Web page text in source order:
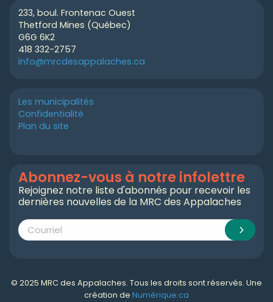
233, boul. Frontenac Ouest
Thetford Mines (Québec)
G6G 6K2
418 332-2757
info@mrcdesappalaches.ca
Les municipalités
Confidentialité
Plan du site
Abonnez-vous à notre infolettre
Rejoignez notre liste d'abonnés pour recevoir les
dernières nouvelles de la MRC des Appalaches
© 2025 MRC des Appalaches. Tous les droits sont réservés. Une
création de Numérique.ca